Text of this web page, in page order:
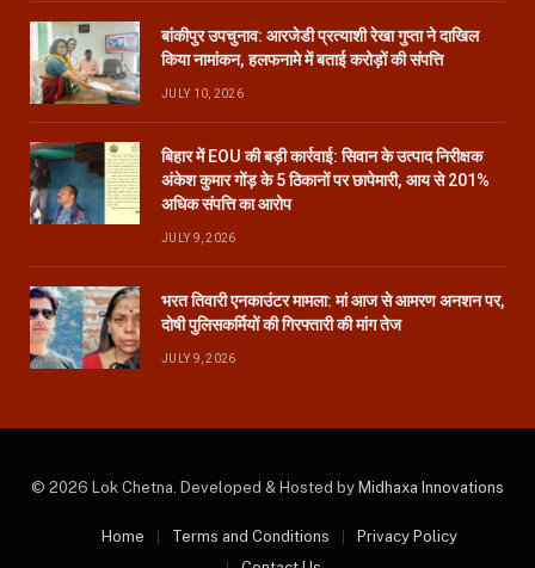
बांकीपुर उपचुनाव: आरजेडी प्रत्याशी रेखा गुप्ता ने दाखिल
किया नामांकन, हलफनामे में बताई करोड़ों की संपत्ति
JULY 10, 2026
बिहार में EOU की बड़ी कार्रवाई: सिवान के उत्पाद निरीक्षक
अंकेश कुमार गोंड़ के 5 ठिकानों पर छापेमारी, आय से 201%
अधिक संपत्ति का आरोप
JULY 9, 2026
भरत तिवारी एनकाउंटर मामला: मां आज से आमरण अनशन पर,
दोषी पुलिसकर्मियों की गिरफ्तारी की मांग तेज
JULY 9, 2026
© 2026 Lok Chetna. Developed & Hosted by Midhaxa Innovations
Home Terms and Conditions
Privacy Policy